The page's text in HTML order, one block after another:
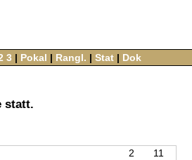
3‌ |‌ Pokal ‌ |‌ Rangl. ‌ |‌ Stat‌ |‌ Dok
statt.
2
11